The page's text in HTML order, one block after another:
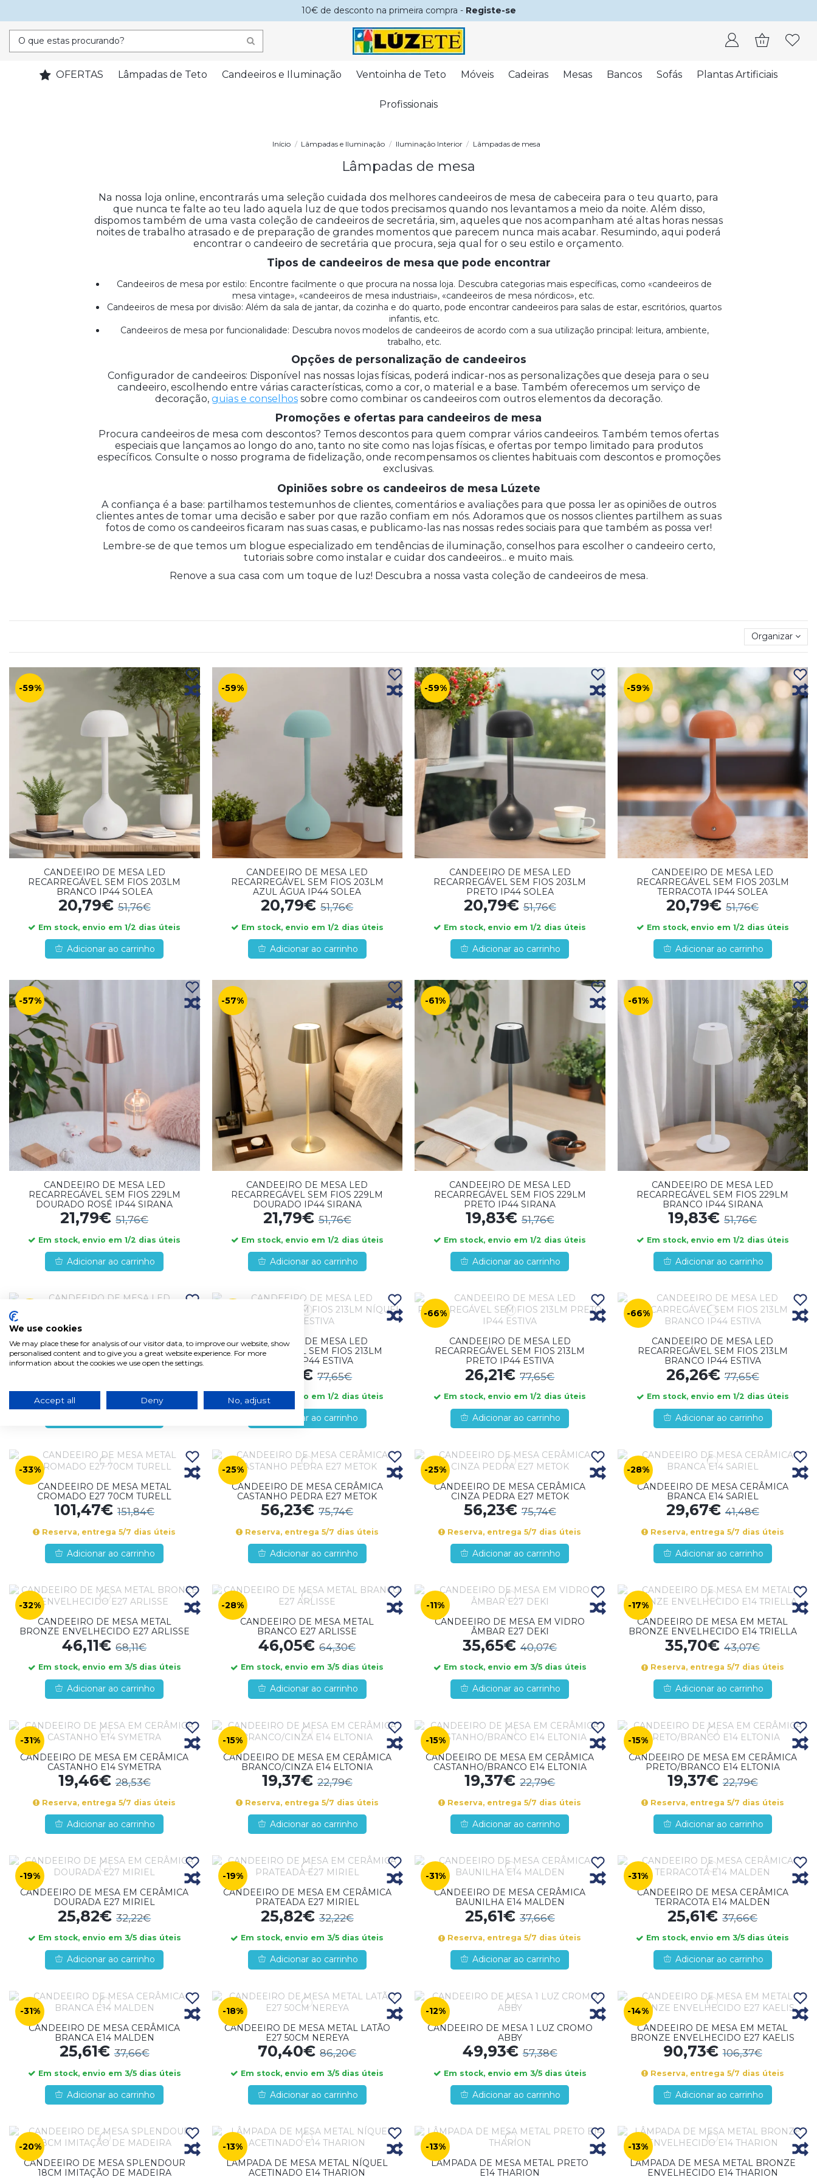
10€ de desconto na primeira compra - Registe-se
OFERTAS Lâmpadas de Teto Candeeiros e Iluminação Ventoinha de Teto Móveis Cadeiras Mesas Bancos Sofás Plantas Artificiais
Profissionais
Início Lâmpadas e Iluminação Iluminação Interior Lâmpadas de mesa
Lâmpadas de mesa
Na nossa loja online, encontrarás uma seleção cuidada dos melhores candeeiros de mesa de cabeceira para o teu quarto, para
que nunca te falte ao teu lado aquela luz de que todos precisamos quando nos levantamos a meio da noite. Além disso,
dispomos também de uma vasta coleção de candeeiros de secretária, sim, aqueles que nos acompanham até altas horas nessas
noites de trabalho atrasado e de preparação de grandes momentos que parecem nunca mais acabar. Resumindo, aqui poderá
encontrar o candeeiro de secretária que procura, seja qual for o seu estilo e orçamento.
Tipos de candeeiros de mesa que pode encontrar
Candeeiros de mesa por estilo: Encontre facilmente o que procura na nossa loja. Descubra categorias mais específicas, como «candeeiros de
mesa vintage», «candeeiros de mesa industriais», «candeeiros de mesa nórdicos», etc.
Candeeiros de mesa por divisão: Além da sala de jantar, da cozinha e do quarto, pode encontrar candeeiros para salas de estar, escritórios, quartos
infantis, etc.
Candeeiros de mesa por funcionalidade: Descubra novos modelos de candeeiros de acordo com a sua utilização principal: leitura, ambiente,
trabalho, etc.
Opções de personalização de candeeiros
Configurador de candeeiros: Disponível nas nossas lojas físicas, poderá indicar-nos as personalizações que deseja para o seu
candeeiro, escolhendo entre várias características, como a cor, o material e a base. Também oferecemos um serviço de
decoração, guias e conselhossobre como combinar os candeeiros com outros elementos da decoração.
Promoções e ofertas para candeeiros de mesa
Procura candeeiros de mesa com descontos? Temos descontos para quem comprar vários candeeiros. Também temos ofertas
especiais que lançamos ao longo do ano, tanto no site como nas lojas físicas, e ofertas por tempo limitado para produtos
específicos. Consulte o nosso programa de fidelização, onde recompensamos os clientes habituais com descontos e promoções
exclusivas.
Opiniões sobre os candeeiros de mesa Lúzete
A confiança é a base: partilhamos testemunhos de clientes, comentários e avaliações para que possa ler as opiniões de outros
clientes antes de tomar uma decisão e saber por que razão confiam em nós. Adoramos que os nossos clientes partilhem as suas
fotos de como os candeeiros ficaram nas suas casas, e publicamo-las nas nossas redes sociais para que também as possa ver!
Lembre-se de que temos um blogue especializado em tendências de iluminação, conselhos para escolher o candeeiro certo,
tutoriais sobre como instalar e cuidar dos candeeiros... e muito mais.
Renove a sua casa com um toque de luz! Descubra a nossa vasta coleção de candeeiros de mesa.
Organizar
-59%
CANDEEIRO DE MESA LED
RECARREGÁVEL SEM FIOS 203LM
BRANCO IP44 SOLEA
20,79€51,76€
Em stock, envio em 1/2 dias úteis
Adicionar ao carrinho
-59%
CANDEEIRO DE MESA LED
RECARREGÁVEL SEM FIOS 203LM
AZUL ÁGUA IP44 SOLEA
20,79€51,76€
Em stock, envio em 1/2 dias úteis
Adicionar ao carrinho
-59%
CANDEEIRO DE MESA LED
RECARREGÁVEL SEM FIOS 203LM
PRETO IP44 SOLEA
20,79€51,76€
Em stock, envio em 1/2 dias úteis
Adicionar ao carrinho
-59%
CANDEEIRO DE MESA LED
RECARREGÁVEL SEM FIOS 203LM
TERRACOTA IP44 SOLEA
20,79€51,76€
Em stock, envio em 1/2 dias úteis
Adicionar ao carrinho
-57%
CANDEEIRO DE MESA LED
RECARREGÁVEL SEM FIOS 229LM
DOURADO ROSÉ IP44 SIRANA
21,79€51,76€
Em stock, envio em 1/2 dias úteis
Adicionar ao carrinho
-57%
CANDEEIRO DE MESA LED
RECARREGÁVEL SEM FIOS 229LM
DOURADO IP44 SIRANA
21,79€51,76€
Em stock, envio em 1/2 dias úteis
Adicionar ao carrinho
-61%
CANDEEIRO DE MESA LED
RECARREGÁVEL SEM FIOS 229LM
PRETO IP44 SIRANA
19,83€51,76€
Em stock, envio em 1/2 dias úteis
Adicionar ao carrinho
-61%
CANDEEIRO DE MESA LED
RECARREGÁVEL SEM FIOS 229LM
BRANCO IP44 SIRANA
19,83€51,76€
Em stock, envio em 1/2 dias úteis
Adicionar ao carrinho
CANDEEIRO DE MESA LED
RECARREGÁVEL SEM FIOS 213LM
DOURADO IP44 ESTIVA
Em stock, envio em 1/2 dias úteis
CANDEEIRO DE MESA LED
RECARREGÁVEL SEM FIOS 213LM
NÍQUEL IP44 ESTIVA
28,21€77,65€
Em stock, envio em 1/2 dias úteis
Adicionar ao carrinho
-66%
CANDEEIRO DE MESA LED
RECARREGÁVEL SEM FIOS 213LM
PRETO IP44 ESTIVA
26,21€77,65€
Em stock, envio em 1/2 dias úteis
Adicionar ao carrinho
-66%
CANDEEIRO DE MESA LED
RECARREGÁVEL SEM FIOS 213LM
BRANCO IP44 ESTIVA
26,26€77,65€
Em stock, envio em 1/2 dias úteis
Adicionar ao carrinho
-33%
CANDEEIRO DE MESA METAL
CROMADO E27 70CM TURELL
101,47€151,84€
Reserva, entrega 5/7 dias úteis
Adicionar ao carrinho
-25%
CANDEEIRO DE MESA CERÂMICA
CASTANHO PEDRA E27 METOK
56,23€75,74€
Reserva, entrega 5/7 dias úteis
Adicionar ao carrinho
-25%
CANDEEIRO DE MESA CERÂMICA
CINZA PEDRA E27 METOK
56,23€75,74€
Reserva, entrega 5/7 dias úteis
Adicionar ao carrinho
-28%
CANDEEIRO DE MESA CERÂMICA
BRANCA E14 SARIEL
29,67€41,48€
Reserva, entrega 5/7 dias úteis
Adicionar ao carrinho
-32%
CANDEEIRO DE MESA METAL
BRONZE ENVELHECIDO E27 ARLISSE
46,11€68,11€
Em stock, envio em 3/5 dias úteis
Adicionar ao carrinho
-28%
CANDEEIRO DE MESA METAL
BRANCO E27 ARLISSE
46,05€64,30€
Em stock, envio em 3/5 dias úteis
Adicionar ao carrinho
-11%
CANDEEIRO DE MESA EM VIDRO
ÂMBAR E27 DEKI
35,65€40,07€
Em stock, envio em 3/5 dias úteis
Adicionar ao carrinho
-17%
CANDEEIRO DE MESA EM METAL
BRONZE ENVELHECIDO E14 TRIELLA
35,70€43,07€
Reserva, entrega 5/7 dias úteis
Adicionar ao carrinho
-31%
CANDEEIRO DE MESA EM CERÂMICA
CASTANHO E14 SYMETRA
19,46€28,53€
Reserva, entrega 5/7 dias úteis
Adicionar ao carrinho
-15%
CANDEEIRO DE MESA EM CERÂMICA
BRANCO/CINZA E14 ELTONIA
19,37€22,79€
Reserva, entrega 5/7 dias úteis
Adicionar ao carrinho
-15%
CANDEEIRO DE MESA EM CERÂMICA
CASTANHO/BRANCO E14 ELTONIA
19,37€22,79€
Reserva, entrega 5/7 dias úteis
Adicionar ao carrinho
-15%
CANDEEIRO DE MESA EM CERÂMICA
PRETO/BRANCO E14 ELTONIA
19,37€22,79€
Reserva, entrega 5/7 dias úteis
Adicionar ao carrinho
-19%
CANDEEIRO DE MESA EM CERÂMICA
DOURADA E27 MIRIEL
25,82€32,22€
Em stock, envio em 3/5 dias úteis
Adicionar ao carrinho
-19%
CANDEEIRO DE MESA EM CERÂMICA
PRATEADA E27 MIRIEL
25,82€32,22€
Em stock, envio em 3/5 dias úteis
Adicionar ao carrinho
-31%
CANDEEIRO DE MESA CERÂMICA
BAUNILHA E14 MALDEN
25,61€37,66€
Reserva, entrega 5/7 dias úteis
Adicionar ao carrinho
-31%
CANDEEIRO DE MESA CERÂMICA
TERRACOTA E14 MALDEN
25,61€37,66€
Em stock, envio em 3/5 dias úteis
Adicionar ao carrinho
-31%
CANDEEIRO DE MESA CERÂMICA
BRANCA E14 MALDEN
25,61€37,66€
Em stock, envio em 3/5 dias úteis
Adicionar ao carrinho
-18%
CANDEEIRO DE MESA METAL LATÃO
E27 50CM NEREYA
70,40€86,20€
Em stock, envio em 3/5 dias úteis
Adicionar ao carrinho
-12%
CANDEEIRO DE MESA 1 LUZ CROMO
ABBY
49,93€57,38€
Em stock, envio em 3/5 dias úteis
Adicionar ao carrinho
-14%
CANDEEIRO DE MESA EM METAL
BRONZE ENVELHECIDO E27 KAELIS
90,73€106,37€
Reserva, entrega 5/7 dias úteis
Adicionar ao carrinho
-20%
CANDEEIRO DE MESA SPLENDOUR
18CM IMITAÇÃO DE MADEIRA
-13%
LÂMPADA DE MESA METAL NÍQUEL
ACETINADO E14 THARION
-13%
LÂMPADA DE MESA METAL PRETO
E14 THARION
-13%
LÂMPADA DE MESA METAL BRONZE
ENVELHECIDO E14 THARION
We use cookies
We may place these for analysis of our visitor data, to improve our website, show
personalised content and to give you a great website experience. For more
information about the cookies we use open the settings.
Accept all Deny No, adjust